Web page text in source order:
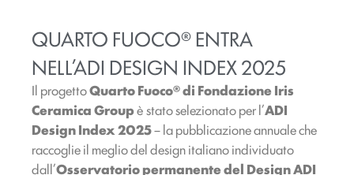
QUARTO FUOCO® ENTRA
NELL’ADI DESIGN INDEX 2025
Il progettoQuarto Fuoco® di Fondazione Iris
Ceramica Groupè stato selezionato per l’ADI
Design Index 2025– la pubblicazione annuale che
raccoglie il meglio del design italiano individuato
dall’Osservatorio permanente del Design ADI